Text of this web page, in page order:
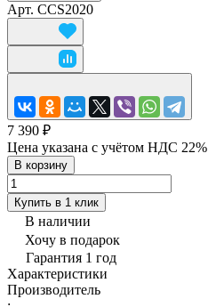
Арт. CCS2020
7 390 ₽
Цена указана с учётом НДС 22%
В корзину
Купить в 1 клик
В наличии
Хочу в подарок
Гарантия 1 год
Характеристики
Производитель